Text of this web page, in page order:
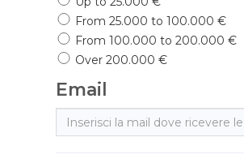
From 25.000 to 100.000 €
From 100.000 to 200.000 €
Over 200.000 €
Email
E-
mail